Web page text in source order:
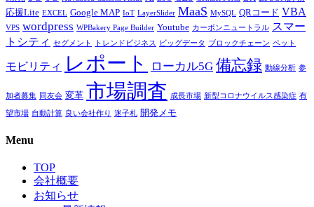
応援Lite EXCEL Google MAP IoT LayerSlider MaaS MySQL QRコード VBA
VPS wordpress WPBakery Page Builder Youtube カーボンニュートラル スマー
トシティ
セグメント トレンドビジネス ビッグデータ ブロックチェーン ペット
モビリティ レポート ローカル5G 備忘録 動線分析 参
加者募集 同友会 変革 市場調査 成長市場 新型コロナウイルス感染症 有
望市場 自動計算 良い会社作り 迷子札 開発メモ
Menu
TOP
会社概要
お知らせ